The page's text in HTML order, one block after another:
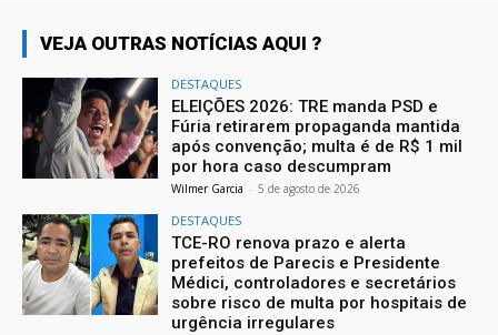
VEJA OUTRAS NOTÍCIAS AQUI ?
DESTAQUES
ELEIÇÕES 2026: TRE manda PSD e
Fúria retirarem propaganda mantida
após convenção; multa é de R$ 1 mil
por hora caso descumpram
Wilmer Garcia - 5 de agosto de 2026
DESTAQUES
TCE-RO renova prazo e alerta
prefeitos de Parecis e Presidente
Médici, controladores e secretários
sobre risco de multa por hospitais de
urgência irregulares